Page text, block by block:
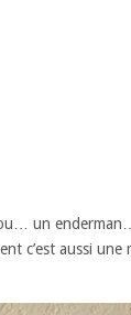
un
c’est aussi une